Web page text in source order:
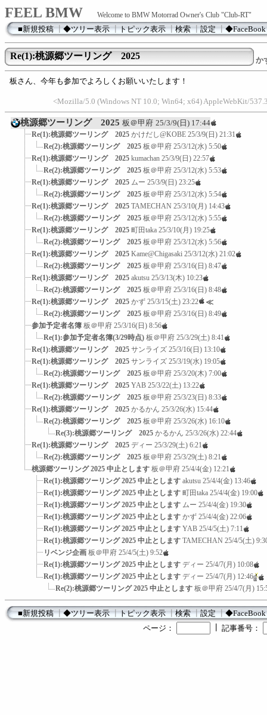
FEEL BMW Welcome to BMW Motorrad Owner's Club "Club-RT"
■新規投稿┃◆ツリー表示┃トピック表示┃検索┃設定┃◆FaceBook
Re(1):桃源郷ツーリング 2025 か
板さん、今年も参加でよろしくお願いいたします！
<Mozilla/5.0 (Windows NT 10.0; Win64; x64) AppleWebKit/
桃源郷ツーリング 2025 板＠甲府 25/3/9(日) 17:44
Re(1):桃源郷ツーリング 2025 かけだし@KOBE 25/3/9(日) 21:31
Re(2):桃源郷ツーリング 2025 板＠甲府 25/3/12(水) 5:50
Re(1):桃源郷ツーリング 2025 kumachan 25/3/9(日) 22:57
Re(2):桃源郷ツーリング 2025 板＠甲府 25/3/12(水) 5:53
Re(1):桃源郷ツーリング 2025 ムー 25/3/9(日) 23:25
Re(2):桃源郷ツーリング 2025 板＠甲府 25/3/12(水) 5:54
Re(1):桃源郷ツーリング 2025 TAMECHAN 25/3/10(月) 14:43
Re(2):桃源郷ツーリング 2025 板＠甲府 25/3/12(水) 5:55
Re(1):桃源郷ツーリング 2025 町田taka 25/3/10(月) 19:25
Re(2):桃源郷ツーリング 2025 板＠甲府 25/3/12(水) 5:56
Re(1):桃源郷ツーリング 2025 Kame@Chigasaki 25/3/12(水) 21:02
Re(2):桃源郷ツーリング 2025 板＠甲府 25/3/16(日) 8:47
Re(1):桃源郷ツーリング 2025 akutsu 25/3/13(木) 10:23
Re(2):桃源郷ツーリング 2025 板＠甲府 25/3/16(日) 8:48
Re(1):桃源郷ツーリング 2025 かず 25/3/15(土) 23:22 ≪
Re(2):桃源郷ツーリング 2025 板＠甲府 25/3/16(日) 8:49
参加予定者名簿 板＠甲府 25/3/16(日) 8:56
Re(1):参加予定者名簿(3/29時点) 板＠甲府 25/3/29(土) 8:41
Re(1):桃源郷ツーリング 2025 サンライズ 25/3/16(日) 13:10
Re(1):桃源郷ツーリング 2025 サンライズ 25/3/19(水) 19:05
Re(2):桃源郷ツーリング 2025 板＠甲府 25/3/20(木) 7:00
Re(1):桃源郷ツーリング 2025 YAB 25/3/22(土) 13:22
Re(2):桃源郷ツーリング 2025 板＠甲府 25/3/23(日) 8:33
Re(1):桃源郷ツーリング 2025 かるかん 25/3/26(水) 15:44
Re(2):桃源郷ツーリング 2025 板＠甲府 25/3/26(水) 16:10
Re(3):桃源郷ツーリング 2025 かるかん 25/3/26(水) 22:44
Re(1):桃源郷ツーリング 2025 ディー 25/3/29(土) 6:21
Re(2):桃源郷ツーリング 2025 板＠甲府 25/3/29(土) 8:21
桃源郷ツーリング 2025 中止とします 板＠甲府 25/4/4(金) 12:21
Re(1):桃源郷ツーリング 2025 中止とします akutsu 25/4/4(金) 13:46
Re(1):桃源郷ツーリング 2025 中止とします 町田taka 25/4/4(金) 19:00
Re(1):桃源郷ツーリング 2025 中止とします ムー 25/4/4(金) 19:30
Re(1):桃源郷ツーリング 2025 中止とします かず 25/4/4(金) 22:06
Re(1):桃源郷ツーリング 2025 中止とします YAB 25/4/5(土) 7:11
Re(1):桃源郷ツーリング 2025 中止とします TAMECHAN 25/4/5(土)
リベンジ企画 板＠甲府 25/4/5(土) 9:52
Re(1):桃源郷ツーリング 2025 中止とします ディー 25/4/7(月) 10:08
Re(1):桃源郷ツーリング 2025 中止とします ディー 25/4/7(月) 12:46
Re(2):桃源郷ツーリング 2025 中止とします 板＠甲府 25/4/7(月)
■新規投稿┃◆ツリー表示┃トピック表示┃検索┃設定┃◆FaceBook
ページ：
記事番号：